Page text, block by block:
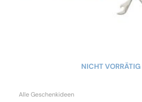
NICHT VORRÄTIG
Alle Geschenkideen